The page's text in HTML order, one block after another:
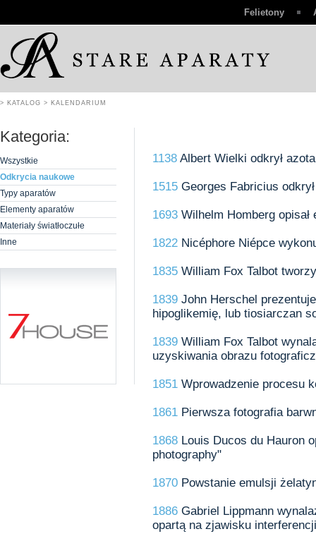
Felietony
> KATALOG > KALENDARIUM
Kategoria:
Wszystkie
Odkrycia naukowe
Typy aparatów
Elementy aparatów
Materiały światłoczułe
Inne
1138 Albert Wielki odkrył
1515 Georges Fabricius
1693 Wilhelm Homberg
1822 Nicéphore Niépce
1835 William Fox Talbot
1839 John Herschel
hipoglikemię, lub tiosiarczan
1839 William Fox Talbot
uzyskiwania obrazu
1851 Wprowadzenie procesu
1861 Pierwsza fotografia
1868 Louis Ducos du Hauron
photography"
1870 Powstanie emulsji
1886 Gabriel Lippmann
opartą na zjawisku